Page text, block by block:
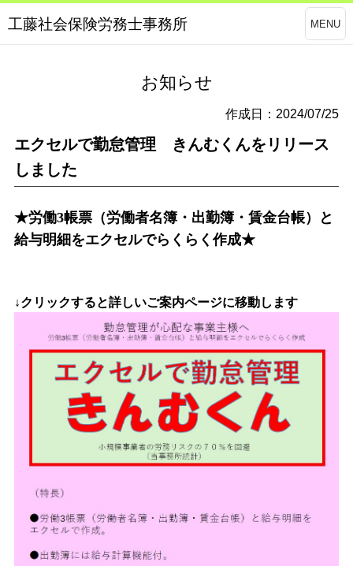
工藤社会保険労務士事務所 MENU
お知らせ
作成日：2024/07/25
エクセルで勤怠管理 きんむくんをリリース
しました
★労働3帳票（労働者名簿・出勤簿・賃金台帳）と
給与明細をエクセルでらくらく作成★
↓クリックすると詳しいご案内ページに移動します